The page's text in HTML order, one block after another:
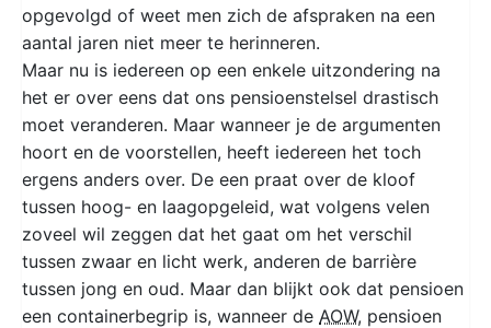
opgevolgd of weet men zich de afspraken na een
aantal jaren niet meer te herinneren.
Maar nu is iedereen op een enkele uitzondering na
het er over eens dat ons pensioenstelsel drastisch
moet veranderen. Maar wanneer je de argumenten
hoort en de voorstellen, heeft iedereen het toch
ergens anders over. De een praat over de kloof
tussen hoog- en laagopgeleid, wat volgens velen
zoveel wil zeggen dat het gaat om het verschil
tussen zwaar en licht werk, anderen de barrière
tussen jong en oud. Maar dan blijkt ook dat pensioen
een containerbegrip is, wanneer de AOW, pensioen